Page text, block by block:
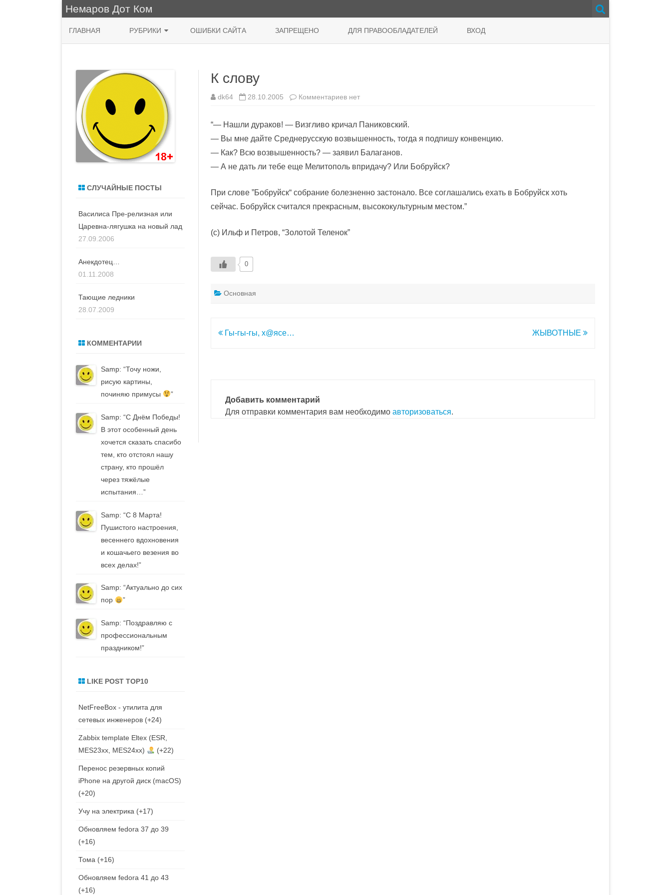
Немаров Дот Ком
содержимому
ГЛАВНАЯ РУБРИКИ
КУХНЯ
ПРИРОДА
ЖИВОПИСЬ
СИСАДМИН
ВОДЯТЛЫ
ОШИБКИ САЙТА ЗАПРЕЩЕНО ДЛЯ ПРАВООБЛАДАТЕЛЕЙ ВХОД
К слову
dk64 28.10.2005 Комментариевкнет
“— Нашли дураков! — Визгливо кричал Паниковский.
— Вы мне дайте Среднерусскую возвышенность, тогда я подпишу конвенцию.
— Как? Всю возвышенность? — заявил Балаганов.
— А не дать ли тебе еще Мелитополь впридачу? Или Бобруйск?
При слове ”Бобруйск“ собрание болезненно застонало. Все соглашались ехать в Бобруйск хоть
сейчас. Бобруйск считался прекрасным, высококультурным местом.”
(c) Ильф и Петров, “Золотой Теленок”
0
Основная
Навигация
Гы-гы-гы, х@ясе… ЖЫВОТНЫЕ
Добавить комментарий
Для отправки комментария вам необходимоавторизоваться.
СЛУЧАЙНЫЕ ПОСТЫ
Василиса Пре-релизная или
Царевна-лягушка на новый лад
27.09.2006
Анекдотец…
01.11.2008
Тающие ледники
28.07.2009
КОММЕНТАРИИ
Samp: “Точу ножи,
рисую картины,
починяю примусы
”
Samp: “С Днём Победы!
В этот особенный день
хочется сказать спасибо
тем, кто отстоял нашу
страну, кто прошёл
через тяжёлые
испытания… ”
Samp: “С 8 Марта!
Пушистого настроения,
весеннего вдохновения
и кошачьего везения во
всех делах!”
Samp: “Актуально до сих
пор
”
Samp: “Поздравляю с
профессиональным
праздником!”
LIKE POST TOP10
NetFreeBox - утилита для
сетевых инженеров +24
Zabbix template Eltex (ESR,
MES23xx, MES24xx)
+22
Перенос резервных копий
iPhone на другой диск (macOS)
+20
Учу на электрика +17
Обновляем fedora 37 до 39
+16
Тома +16
Обновляем fedora 41 до 43
+16